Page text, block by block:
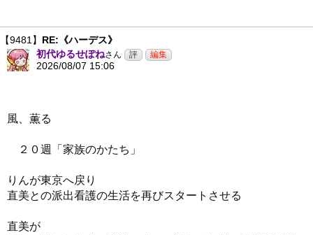
【9481】 RE:《ハーデス》
初代ゆるせぽねさん
2026/08/07 15:06
風、薫る
２０週「家族のかたち」
りんが東京へ戻り
直美との派出看護の生活を再びスタートさせる
直美が